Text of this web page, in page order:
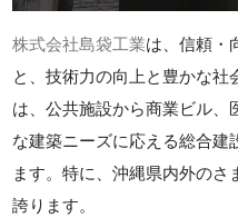
株式会社島袋工業は、信頼・
と、技術力の向上と豊かな社
は、公共施設から商業ビル、
な建築ニーズに応える総合建
ます。特に、沖縄県内外の
誇ります。